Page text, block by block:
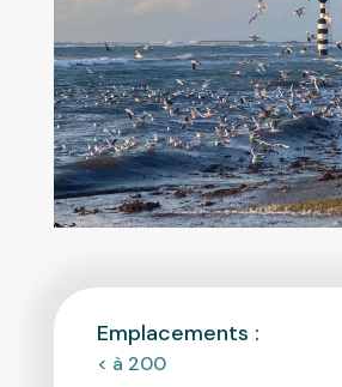
Emplacements :
< à 200